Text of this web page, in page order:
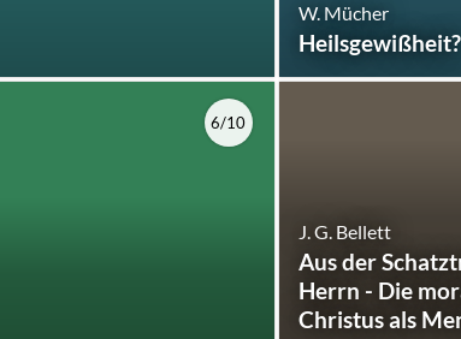
W. Mücher
Heilsgewißheit?
6/10
J. G. Bellett
Aus der
Herrn - Die
Christus als